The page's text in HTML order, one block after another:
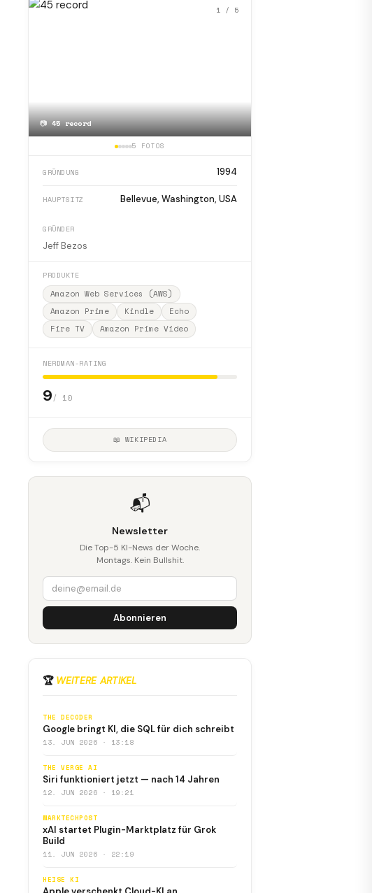
📷45 record
1 / 5
5 FOTOS
GRÜNDUNG 1994
HAUPTSITZ Bellevue, Washington, USA
GRÜNDER
Jeff Bezos
PRODUKTE
Amazon Web Services (AWS)
Amazon Prime
Kindle
Echo
Fire TV
Amazon Prime Video
NERDMAN-RATING
9/ 10
📖 WIKIPEDIA
📬
Newsletter
Die Top-5 KI-News der Woche.
Montags. Kein Bullshit.
Abonnieren
🏆 WEITERE ARTIKEL
THE DECODER
Google bringt KI, die SQL für dich schreibt
13. JUN 2026 · 13:18
THE VERGE AI
Siri funktioniert jetzt — nach 14 Jahren
12. JUN 2026 · 19:21
MARKTECHPOST
xAI startet Plugin-Marktplatz für Grok
Build
11. JUN 2026 · 22:19
HEISE KI